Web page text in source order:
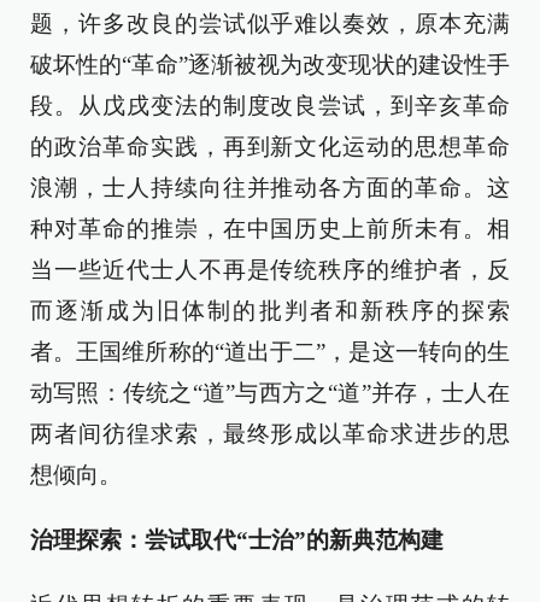
题，许多改良的尝试似乎难以奏效，原本充满
破坏性的“革命”逐渐被视为改变现状的建设性手
段。从戊戌变法的制度改良尝试，到辛亥革命
的政治革命实践，再到新文化运动的思想革命
浪潮，士人持续向往并推动各方面的革命。这
种对革命的推崇，在中国历史上前所未有。相
当一些近代士人不再是传统秩序的维护者，反
而逐渐成为旧体制的批判者和新秩序的探索
者。王国维所称的“道出于二”，是这一转向的生
动写照：传统之“道”与西方之“道”并存，士人在
两者间彷徨求索，最终形成以革命求进步的思
想倾向。
治理探索：尝试取代“士治”的新典范构建